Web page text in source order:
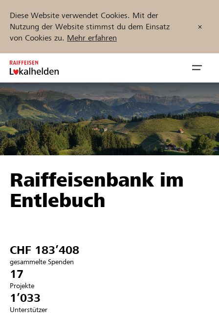
Diese Website verwendet Cookies. Mit der
Nutzung der Website stimmst du dem Einsatz
von Cookies zu. Mehr erfahren
Zum
Inhalt
springen
öffnen
Unterstützen
Hilfe & Support
Anmelden
Projekte und Organisationen finden
Jetzt starten
Raiffeisenbank im
Entlebuch
CHF 183’408
gesammelte Spenden
17
Projekte
1’033
Unterstützer